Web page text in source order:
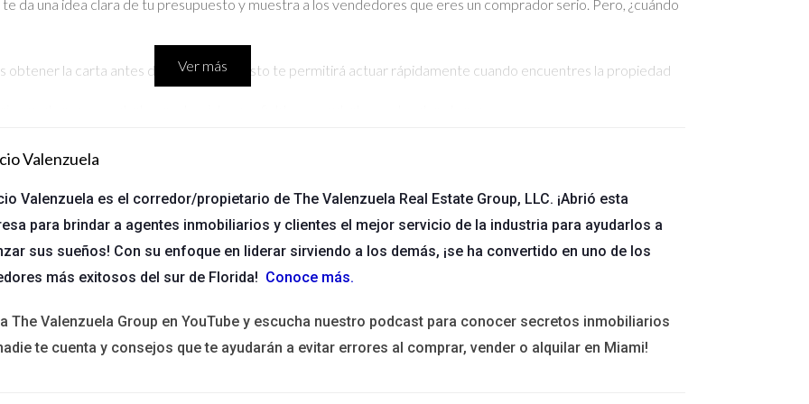
da una idea clara de tu presupuesto y muestra a los vendedores que eres un comprador serio. Pero, ¿cuándo
obtener la carta antes de mirar casas. Esto te permitirá actuar rápidamente cuando encuentres la propiedad
demuestran que tienes suficiente dinero disponible para cubrir el pago inicial y otros costos asociados con la
cartas del banco. Aquí hay algunos momentos clave para solicitarlos:
Después de recibir tu carta, es un buen momento para empezar a recopilar tus comprobantes de fondos.
requerir estos documentos al recibir ofertas, así que asegúrate de tenerlos listos.
tu agente sobre cuándo sería mejor presentar estos documentos según el contexto del mercado.
Ver más
Valenzuela
Valenzuela es el corredor/propietario de The Valenzuela Real Estate Group, LLC. ¡Abrió esta
para brindar a agentes inmobiliarios y clientes el mejor servicio de la industria para ayudarlos a
sus sueños! Con su enfoque en liderar sirviendo a los demás, ¡se ha convertido en uno de los
más exitosos del sur de Florida! Conoce más.
The Valenzuela Group en YouTube y escucha nuestro podcast para conocer secretos inmobiliarios
te cuenta y consejos que te ayudarán a evitar errores al comprar, vender o alquilar en Miami!